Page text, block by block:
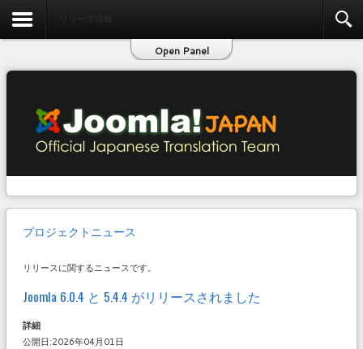
Open Panel
プロジェクトニュース
リリースに関するニュースです。
Joomla 6.0.4 と 5.4.4 がリリースされました
詳細
公開日:2026年04月01日